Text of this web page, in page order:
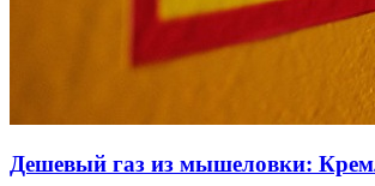
Дешевый газ из мышеловки: